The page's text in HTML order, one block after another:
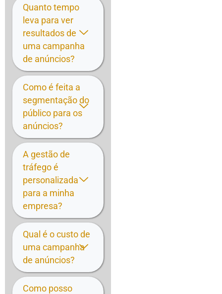
Quanto tempo
leva para ver
resultados de
uma campanha
de anúncios?
Como é feita a
segmentação do
público para os
anúncios?
A gestão de
tráfego é
personalizada
para a minha
empresa?
Qual é o custo de
uma campanha
de anúncios?
Como posso